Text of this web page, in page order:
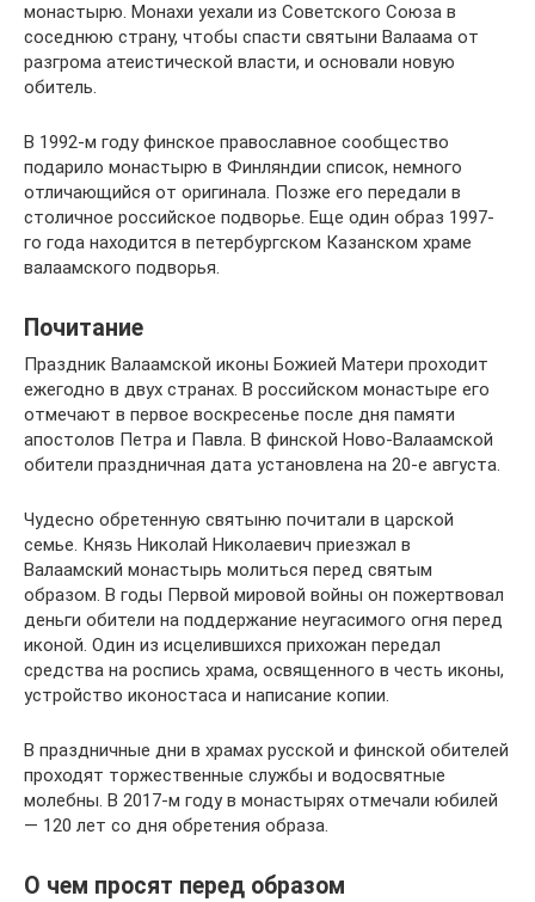
монастырю. Монахи уехали из Советского Союза в
соседнюю страну, чтобы спасти святыни Валаама от
разгрома атеистической власти, и основали новую
обитель.
В 1992-м году финское православное сообщество
подарило монастырю в Финляндии список, немного
отличающийся от оригинала. Позже его передали в
столичное российское подворье. Еще один образ 1997-
го года находится в петербургском Казанском храме
валаамского подворья.
Почитание
Праздник Валаамской иконы Божией Матери проходит
ежегодно в двух странах. В российском монастыре его
отмечают в первое воскресенье после дня памяти
апостолов Петра и Павла. В финской Ново-Валаамской
обители праздничная дата установлена на 20-е августа.
Чудесно обретенную святыню почитали в царской
семье. Князь Николай Николаевич приезжал в
Валаамский монастырь молиться перед святым
образом. В годы Первой мировой войны он пожертвовал
деньги обители на поддержание неугасимого огня перед
иконой. Один из исцелившихся прихожан передал
средства на роспись храма, освященного в честь иконы,
устройство иконостаса и написание копии.
В праздничные дни в храмах русской и финской обителей
проходят торжественные службы и водосвятные
молебны. В 2017-м году в монастырях отмечали юбилей
— 120 лет со дня обретения образа.
О чем просят перед образом